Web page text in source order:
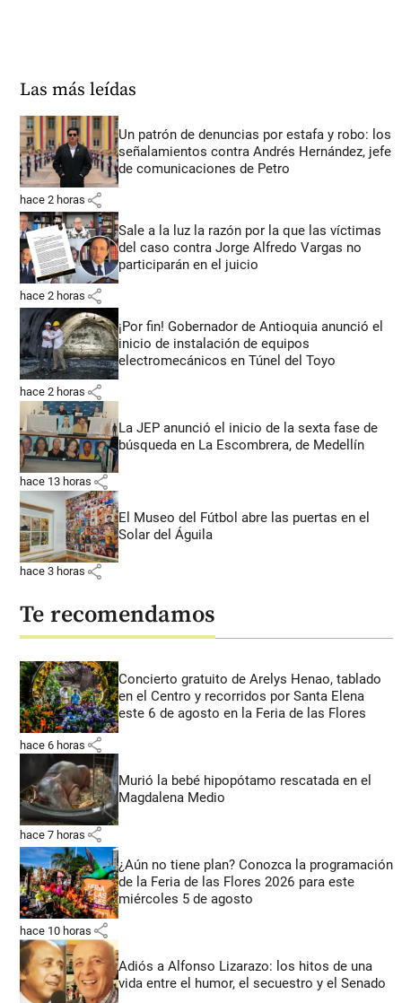
Las más leídas
Un patrón de denuncias por estafa y robo: los
señalamientos contra Andrés Hernández, jefe
de comunicaciones de Petro
hace 2 horas share
Sale a la luz la razón por la que las víctimas
del caso contra Jorge Alfredo Vargas no
participarán en el juicio
hace 2 horas share
¡Por fin! Gobernador de Antioquia anunció el
inicio de instalación de equipos
electromecánicos en Túnel del Toyo
hace 2 horas share
La JEP anunció el inicio de la sexta fase de
búsqueda en La Escombrera, de Medellín
hace 13 horas share
El Museo del Fútbol abre las puertas en el
Solar del Águila
hace 3 horas share
Te recomendamos
Concierto gratuito de Arelys Henao, tablado
en el Centro y recorridos por Santa Elena
este 6 de agosto en la Feria de las Flores
hace 6 horas share
Murió la bebé hipopótamo rescatada en el
Magdalena Medio
hace 7 horas share
¿Aún no tiene plan? Conozca la programación
de la Feria de las Flores 2026 para este
miércoles 5 de agosto
hace 10 horas share
Adiós a Alfonso Lizarazo: los hitos de una
vida entre el humor, el secuestro y el Senado